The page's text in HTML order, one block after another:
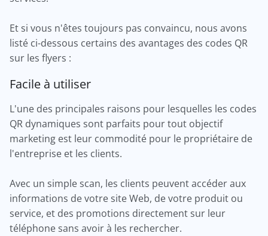
Et si vous n'êtes toujours pas convaincu, nous avons
listé ci-dessous certains des avantages des codes QR
sur les flyers :
Facile à utiliser
L'une des principales raisons pour lesquelles les codes
QR dynamiques sont parfaits pour tout objectif
marketing est leur commodité pour le propriétaire de
l'entreprise et les clients.
Avec un simple scan, les clients peuvent accéder aux
informations de votre site Web, de votre produit ou
service, et des promotions directement sur leur
téléphone sans avoir à les rechercher.